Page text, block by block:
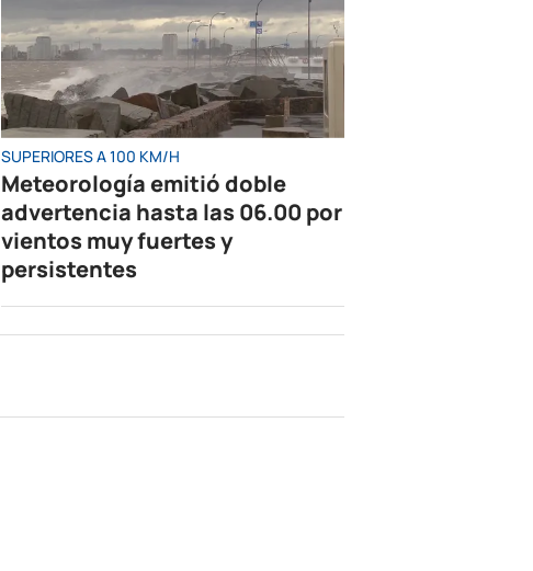
SUPERIORES A 100 KM/H
Meteorología emitió doble
advertencia hasta las 06.00 por
vientos muy fuertes y
persistentes